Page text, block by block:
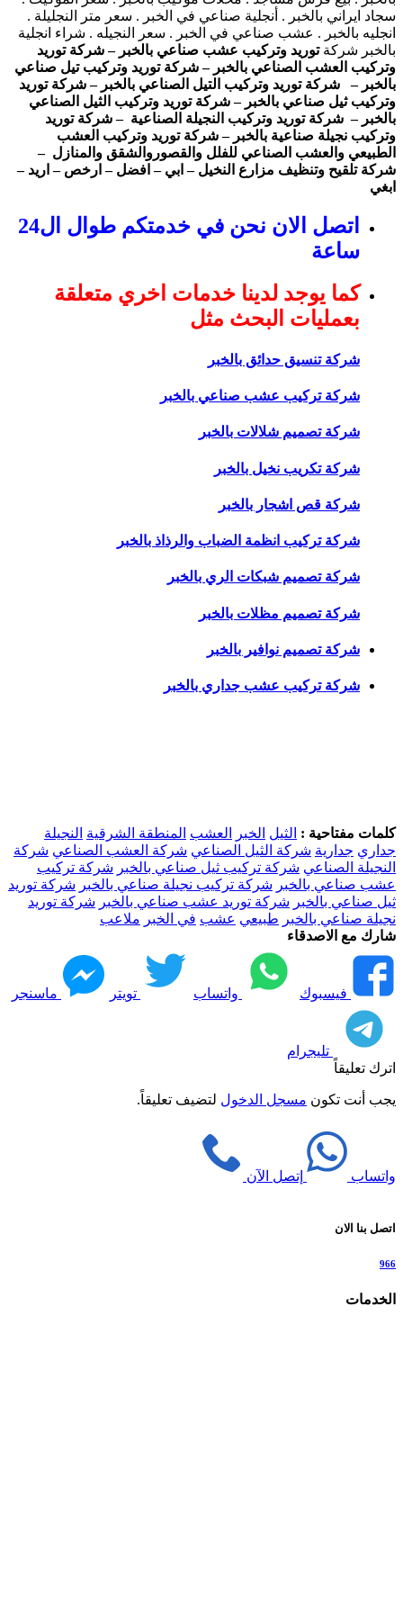
سجاد ايراني بالخبر . أنجلية صناعي في الخبر . سعر متر النجليلة .
انجليه بالخبر . عشب صناعي في الخبر . سعر النجيله . شراء انجلية
بالخبر شركةتوريد وتركيب عشب صناعي بالخبر – شركة توريد
وتركيب العشب الصناعي بالخبر – شركة توريد وتركيب تيل صناعي
بالخبر – شركة توريد وتركيب التيل الصناعي بالخبر – شركة توريد
وتركيب ثيل صناعي بالخبر – شركة توريد وتركيب الثيل الصناعي
بالخبر – شركة توريد وتركيب النجيلة الصناعية – شركة توريد
وتركيب نجيلة صناعية بالخبر – شركة توريد وتركيب العشب
الطبيعي والعشب الصناعي للفلل والقصوروالشقق والمنازل –
شركة تلقيح وتنظيف مزارع النخيل – ابي – افضل – ارخص – اريد –
ابغي
اتصل الان نحن في خدمتكم طوال ال24
ساعة
كما يوجد لدينا خدمات اخري متعلقة
بعمليات البحث مثل
شركة تنسيق حدائق بالخبر
شركة تركيب عشب صناعي بالخبر
شركة تصميم شلالات بالخبر
شركة تكريب نخيل بالخبر
شركة قص اشجار بالخبر
شركة تركيب انظمة الضباب والرذاذ بالخبر
شركة تصميم شبكات الري بالخبر
شركة تصميم مظلات بالخبر
شركة تصميم نوافير بالخبر
شركة تركيب عشب جداري بالخبر
كلمات مفتاحية : الثيل الخبر العشب المنطقة الشرقية النجيلة
جداري جدارية شركة الثيل الصناعي شركة العشب الصناعي شركة
النجيلة الصناعي شركة تركيب ثيل صناعي بالخبر شركة تركيب
عشب صناعي بالخبر شركة تركيب نجيلة صناعي بالخبر شركة توريد
ثيل صناعي بالخبر شركة توريد عشب صناعي بالخبر شركة توريد
نجيلة صناعي بالخبر طبيعي عشب في الخبر ملاعب
شارك مع الاصدقاء
فيسبوك واتساب تويتر ماسنجر
تليجرام
اترك تعليقاً
يجب أنت تكون مسجل الدخول لتضيف تعليقاً.
واتساب إتصل الآن
اتصل بنا الان
966
الخدمات